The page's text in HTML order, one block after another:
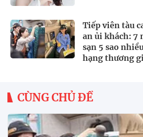
Tiếp viên tàu
an ủi khách: 7
sạn 5 sao
hạng thương
CÙNG CHỦ ĐỀ